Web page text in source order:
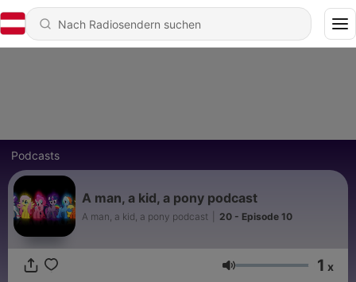
Podcasts
A man, a kid, a pony podcast
A man, a kid, a pony podcast 20 - Episode 10
Lautstärke 1 x